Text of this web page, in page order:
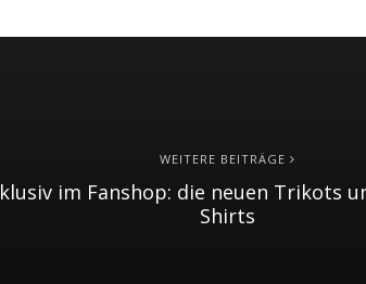
WEITERE BEITRÄGE
im Fanshop: die neuen Trikots
Shirts